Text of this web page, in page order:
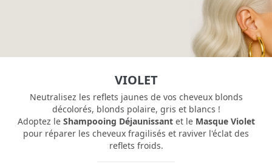
VIOLET
Neutralisez les reflets jaunes de vos cheveux blonds
décolorés, blonds polaire, gris et blancs !
Adoptez le Shampooing Déjaunissantet le Masque Violet
pour réparer les cheveux fragilisés et raviver l'éclat des
reflets froids.